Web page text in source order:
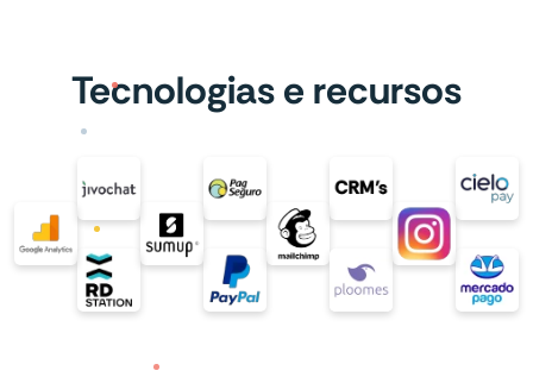
Tecnologias e recursos